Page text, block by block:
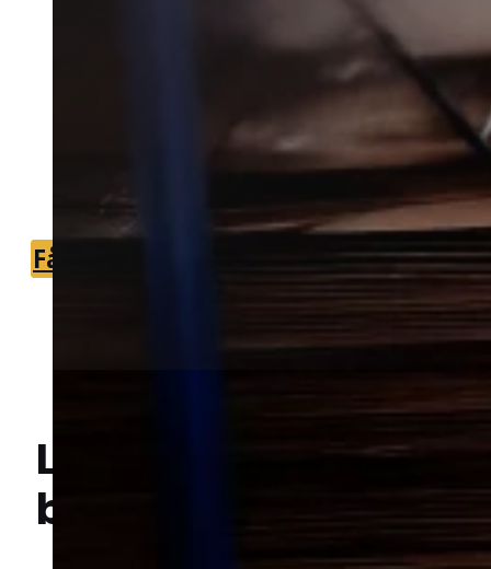
Bekæmpelse af borebiller i Middelfart
kan være relevant, hvis du har
mistanke om angreb i træværk eller
Vi forbinder dig med lokale partnere,
som kan vurdere problemet og hjælpe
Få et tilbud +45 51 90 85 46
Lokal bekæmpelse
borebiller
i
Hej! Hvordan kan jeg hjælpe dig? Har du nogen spørgsmål?